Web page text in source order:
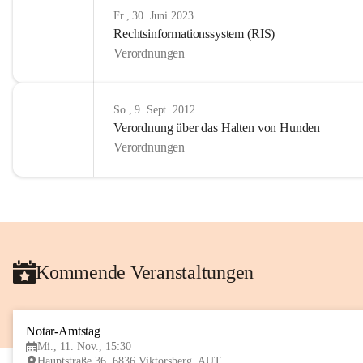
Fr., 30. Juni 2023
Rechtsinformationssystem (RIS)
Verordnungen
So., 9. Sept. 2012
Verordnung über das Halten von Hunden
Verordnungen
Kommende Veranstaltungen
Notar-Amtstag
Mi., 11. Nov., 15:30